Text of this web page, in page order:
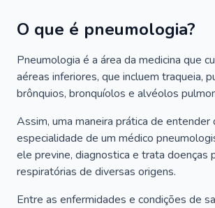
O que é pneumologia?
Pneumologia é a área da medicina que
aéreas inferiores, que incluem traqueia,
brônquios, bronquíolos e alvéolos
Assim, uma maneira prática de entender
especialidade de um médico
ele previne, diagnostica e trata doenças
respiratórias de diversas origens.
Entre as enfermidades e condições de